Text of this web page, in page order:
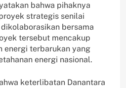
bahwa pihaknya
strategis senilai
bersama
tersebut mencakup
energi terbarukan yang
energi nasional.
keterlibatan Danantara